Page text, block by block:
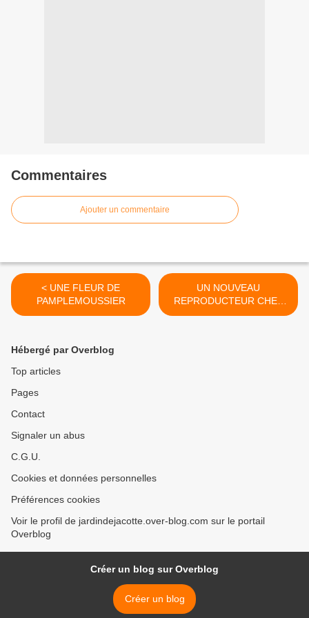
Commentaires
Ajouter un commentaire
< UNE FLEUR DE
PAMPLEMOUSSIER
UN NOUVEAU
REPRODUCTEUR CHEZ
LES COCHONS D'INDE :
Hébergé par Overblog
Top articles
Pages
Contact
Signaler un abus
C.G.U.
Cookies et données personnelles
Préférences cookies
Voir le profil de jardindejacotte.over-blog.com sur le portail
Overblog
Créer un blog sur Overblog
Créer un blog